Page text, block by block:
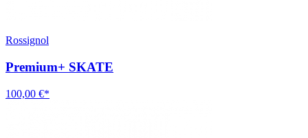
Rossignol
Premium+ SKATE
100,00 €*